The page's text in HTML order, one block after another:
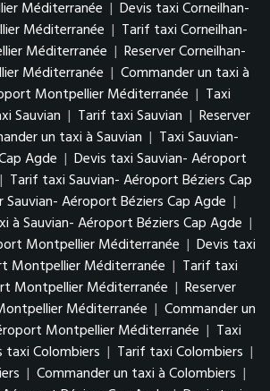
Méditerranée | Devis taxi Corneilhan-
Méditerranée | Tarif taxi Corneilhan-
Méditerranée | Reserver Corneilhan-
Méditerranée | Commander un taxi à
Montpellier Méditerranée | Taxi
Sauvian | Tarif taxi Sauvian | Reserver
un taxi à Sauvian | Taxi Sauvian-
Agde | Devis taxi Sauvian- Aéroport
| Tarif taxi Sauvian- Aéroport Béziers Cap
Sauvian- Aéroport Béziers Cap Agde |
à Sauvian- Aéroport Béziers Cap Agde |
Montpellier Méditerranée | Devis taxi
Montpellier Méditerranée | Tarif taxi
Montpellier Méditerranée | Reserver
Méditerranée | Commander un
Montpellier Méditerranée | Taxi
taxi Colombiers | Tarif taxi Colombiers |
| Commander un taxi à Colombiers |